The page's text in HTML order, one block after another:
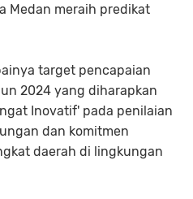
Medan meraih predikat
target pencapaian
2024 yang diharapkan
Inovatif' pada penilaian
dan komitmen
daerah di lingkungan